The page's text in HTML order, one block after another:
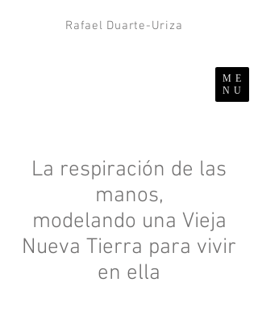
ME
NU
Rafael Duarte-Uriza
La respiración de las
manos,
modelando una Vieja
Nueva Tierra para vivir
en ella